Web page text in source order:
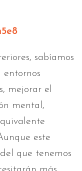
sabíamos
mejorar el
mental,
este
que tenemos